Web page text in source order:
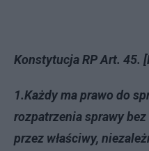
Konstytucja RP Art. 45.
1.Każdy ma prawo do
rozpatrzenia sprawy
przez właściwy,